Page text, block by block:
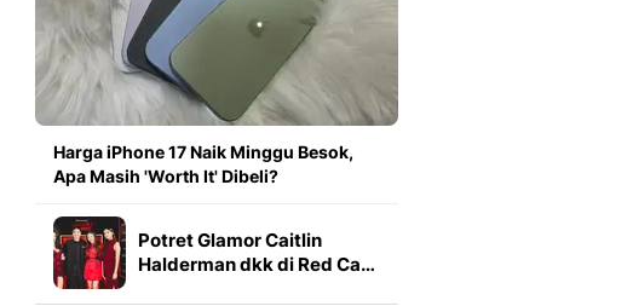
Harga iPhone 17 Naik Minggu Besok,
Apa Masih 'Worth It' Dibeli?
Potret Glamor Caitlin
Halderman dkk di Red Ca…